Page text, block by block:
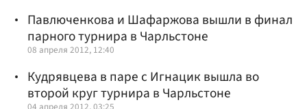
Павлюченкова и Шафаржова вышли в финал
парного турнира в Чарльстоне
08 апреля 2012, 12:40
Кудрявцева в паре с Игнацик вышла во
второй круг турнира в Чарльстоне